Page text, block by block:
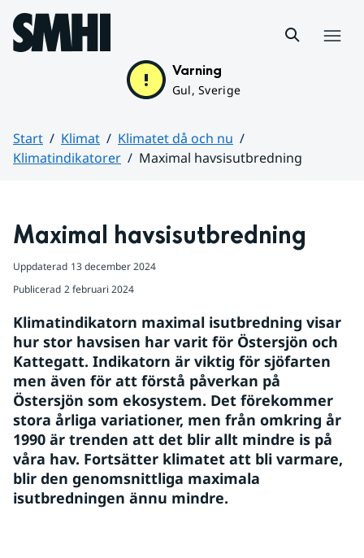
Hoppa till sidans innehåll
Varning
Gul, Sverige
Start Klimat
Klimatet då och nu
Klimatindikatorer
Maximal havsisutbredning
Maximal havsisutbredning
Uppdaterad 13 december 2024
Publicerad 2 februari 2024
Klimatindikatorn maximal isutbredning visar
hur stor havsisen har varit för Östersjön och
Kattegatt. Indikatorn är viktig för sjöfarten
men även för att förstå påverkan på
Östersjön som ekosystem. Det förekommer
stora årliga variationer, men från omkring år
1990 är trenden att det blir allt mindre is på
våra hav. Fortsätter klimatet att bli varmare,
blir den genomsnittliga maximala
isutbredningen ännu mindre.